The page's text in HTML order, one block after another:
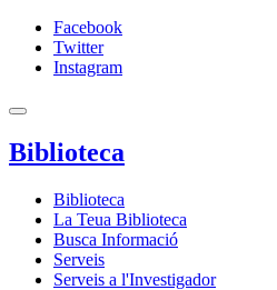
Facebook
Twitter
Instagram
Biblioteca
Biblioteca
La Teua Biblioteca
Busca Informació
Serveis
Serveis a l'Investigador